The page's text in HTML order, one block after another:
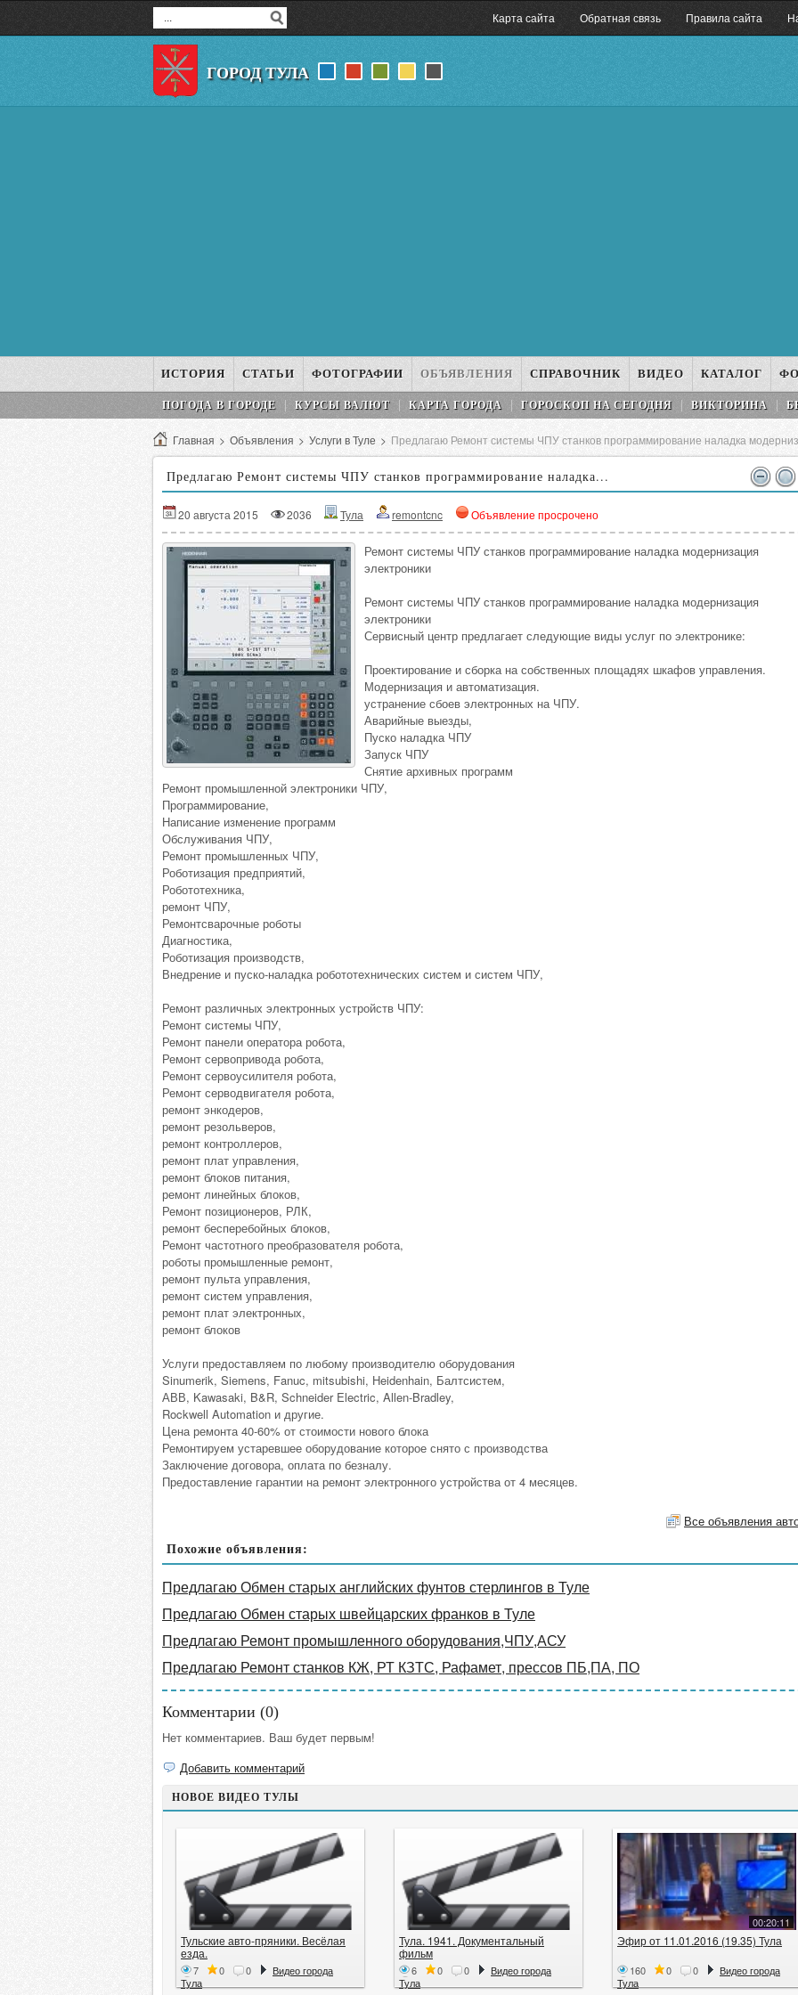
Карта сайта Обратная связь Правила сайта
ГОРОД ТУЛА
ИСТОРИЯ СТАТЬИ ФОТОГРАФИИ ОБЪЯВЛЕНИЯ СПРАВОЧНИК ВИДЕО КАТАЛОГ
ПОГОДА В ГОРОДЕ КУРСЫ ВАЛЮТ КАРТА ГОРОДА ГОРОСКОП НA СEГОДНЯ ВИКТОРИНА
Главная > Объявления > Услуги в Туле > Предлагаю Ремонт системы ЧПУ станков программирование наладка
Предлагаю Ремонт системы ЧПУ станков программирование наладка...
20 августа 2015 2036 Тула remontcnc Объявление просрочено
Ремонт системы ЧПУ станков программирование наладка модернизация
электроники
Ремонт системы ЧПУ станков программирование наладка модернизация
электроники
Сервисный центр предлагает следующие виды услуг по электронике:
Проектирование и сборка на собственных площадях шкафов управления.
Модернизация и автоматизация.
устранение сбоев электронных на ЧПУ.
Аварийные выезды,
Пуско наладка ЧПУ
Запуск ЧПУ
Снятие архивных программ
Ремонт промышленной электроники ЧПУ,
Программирование,
Написание изменение программ
Обслуживания ЧПУ,
Ремонт промышленных ЧПУ,
Роботизация предприятий,
Робототехника,
ремонт ЧПУ,
Ремонтсварочные роботы
Диагностика,
Роботизация производств,
Внедрение и пуско-наладка робототехнических систем и систем ЧПУ,
Ремонт различных электронных устройств ЧПУ:
Ремонт системы ЧПУ,
Ремонт панели оператора робота,
Ремонт сервопривода робота,
Ремонт сервоусилителя робота,
Ремонт серводвигателя робота,
ремонт энкодеров,
ремонт резольверов,
ремонт контроллеров,
ремонт плат управления,
ремонт блоков питания,
ремонт линейных блоков,
Ремонт позиционеров, РЛК,
ремонт бесперебойных блоков,
Ремонт частотного преобразователя робота,
роботы промышленные ремонт,
ремонт пульта управления,
ремонт систем управления,
ремонт плат электронных,
ремонт блоков
Услуги предоставляем по любому производителю оборудования
Sinumerik, Siemens, Fanuc, mitsubishi, Heidenhain, Балтсистем,
АВВ, Kawasaki, B&R, Schneider Electric, Allen-Bradley,
Rockwell Automation и другие.
Цена ремонта 40-60% от стоимости нового блока
Ремонтируем устаревшее оборудование которое снято с производства
Заключение договора, оплата по безналу.
Предоставление гарантии на ремонт электронного устройства от 4 месяцев.
Все объявления
Похожие объявления:
Предлагаю Обмен старых английских фунтов стерлингов в Туле
Предлагаю Обмен старых швейцарских франков в Туле
Предлагаю Ремонт промышленного оборудования,ЧПУ,АСУ
Предлагаю Ремонт станков КЖ, РТ КЗТС, Рафамет, прессов ПБ,ПА, ПО
Комментарии (0)
Нет комментариев. Ваш будет первым!
Добавить комментарий
НОВОЕ ВИДЕО ТУЛЫ
Тульские авто-пряники. Весёлая
езда.
7 0 0
Видео города
Тула
Тула. 1941. Документальный
фильм
6 0 0
Видео города
Тула
00:20:11
Эфир от 11.01.2016 (19.35) Тула
160 0 0
Видео города
Тула